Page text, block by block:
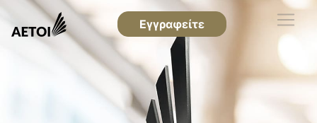
Εγγραφείτε